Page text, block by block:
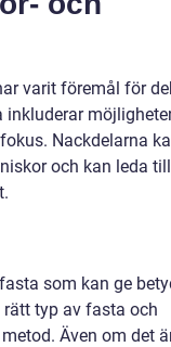
varit föremål för
inkluderar
Nackdelarna
och kan leda till
som kan ge
typ av fasta och
Även om det